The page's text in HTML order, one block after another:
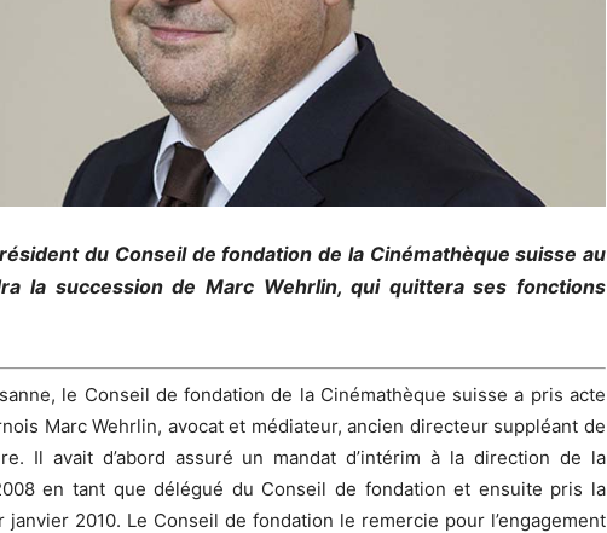
du Conseil de fondation de la Cinémathèque suisse au
la succession de Marc Wehrlin, qui quittera ses fonctions
le Conseil de fondation de la Cinémathèque suisse a pris acte
Marc Wehrlin, avocat et médiateur, ancien directeur suppléant de
Il avait d’abord assuré un mandat d’intérim à la direction de la
en tant que délégué du Conseil de fondation et ensuite pris la
2010. Le Conseil de fondation le remercie pour l’engagement